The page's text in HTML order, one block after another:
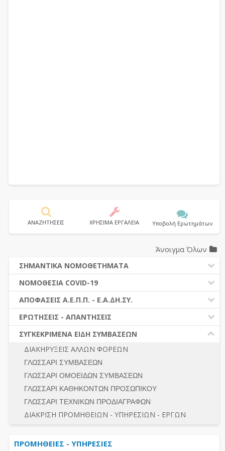
ΑΝΑΖΗΤΗΣΕΙΣ ΧΡΗΣΙΜΑ ΕΡΓΑΛΕΙΑ Υποβολή Ερωτημάτων
Άνοιγμα Όλων
ΣΗΜΑΝΤΙΚΑ ΝΟΜΟΘΕΤΗΜΑΤΑ
ΔΗΜΟΣΙΕΣ ΣΥΜΒΑΣΕΙΣ (Ν. 4412/2016)
ΔΗΜΟΤΙΚΟΣ ΚΩΔΙΚΑΣ (Ν.3463/2006)
ΚΑΛΛΙΚΡΑΤΗΣ (Ν.3852/2010)
ΝΟΜΟΘΕΣΙΑ - ΝΟΜΟΛΟΓΙΑ (ΣΥΝΟΛΟ)
ΝΟΜΟΘΕΣΙΑ COVID-19
ΝΟΜΟΘΕΣΙΑ - ΝΟΜΟΛΟΓΙΑ COVID -19
ΕΡΩΤΗΣΕΙΣ - ΑΠΑΝΤΗΣΕΙΣ
ΑΠΟΦΑΣΕΙΣ Α.Ε.Π.Π. - Ε.Α.ΔΗ.ΣΥ.
ΠΡΟΔΙΚΑΣΤΙΚΗ ΠΡΟΣΦΥΓΗ
ΓΕΝΙΚΟΙ ΚΑΝΟΝΕΣ
ΔΙΚΑΙΟΥΜΕΝΟΙ ΣΥΜΜΕΤΟΧΗΣ
ΠΡΟΣΦΟΡΕΣ – ΔΙΚΑΙΟΛΟΓΗΤΙΚΑ ΣΥΜΜΕΤΟΧΗΣ
ΔΙΕΞΑΓΩΓΗ ΔΙΑΔΙΚΑΣΙΑΣ
ΕΣΗΔΗΣ – ΚΗΜΔΗΣ
ΠΕΡΙΛΗΨΕΙΣ ΑΠΟΦΑΣΕΩΝ Α.Ε.Π.Π. - Ε.Α.ΔΗ.ΣΥ.
ΣΥΝΟΛΟ
ΕΡΩΤΗΣΕΙΣ - ΑΠΑΝΤΗΣΕΙΣ
Ν. 4782/2021 - ΤΡΟΠΟΠΟΙΗΣΗ 4412/2016
ΔΙΕΞΑΓΩΓΗ ΔΙΑΔΙΚΑΣΙΑΣ
ΔΙΑΔΙΚΑΣΙΕΣ ΑΝΑΘΕΣΗΣ
ΓΕΝΙΚΟΙ ΚΑΝΟΝΕΣ
ΠΡΟΕΤΟΙΜΑΣΙΑ - ΔΗΜΟΣΙΟΤΗΤΑ
ΛΟΓΟΙ ΑΠΟΚΛΕΙΣΜΟΥ-ΔΙΚΑΙΟΥΜΕΝΟΙ ΣΥΜΜΕΤΟΧΗΣ
ΠΡΟΣΦΟΡΕΣ - ΔΙΚΑΙΟΛΟΓΗΤΙΚΑ ΣΥΜΜΕΤΟΧΗΣ
ΣΥΓΚΕΚΡΙΜΕΝΑ ΕΙΔΗ ΣΥΜΒΑΣΕΩΝ
ΔΙΑΚΗΡΥΞΕΙΣ ΑΛΛΩΝ ΦΟΡΕΩΝ
ΓΛΩΣΣΑΡΙ ΣΥΜΒΑΣΕΩΝ
ΓΛΩΣΣΑΡΙ ΟΜΟΕΙΔΩΝ ΣΥΜΒΑΣΕΩΝ
ΓΛΩΣΣΑΡΙ ΚΑΘΗΚΟΝΤΩΝ ΠΡΟΣΩΠΙΚΟΥ
ΓΛΩΣΣΑΡΙ ΤΕΧΝΙΚΩΝ ΠΡΟΔΙΑΓΡΑΦΩΝ
ΔΙΑΚΡΙΣΗ ΠΡΟΜΗΘΕΙΩΝ - ΥΠΗΡΕΣΙΩΝ - ΕΡΓΩΝ
ΠΡΟΜΗΘΕΙΕΣ - ΥΠΗΡΕΣΙΕΣ